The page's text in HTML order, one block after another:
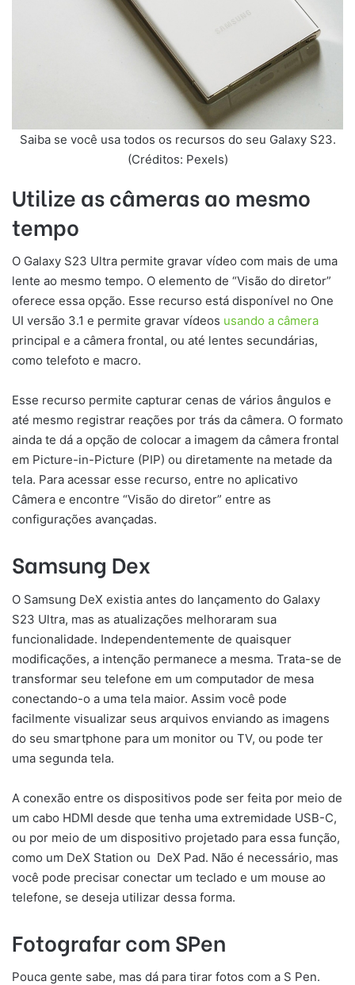
Saiba se você usa todos os recursos do seu Galaxy S23.
(Créditos: Pexels)
Utilize as câmeras ao mesmo
tempo
O Galaxy S23 Ultra permite gravar vídeo com mais de uma
lente ao mesmo tempo. O elemento de “Visão do diretor”
oferece essa opção. Esse recurso está disponível no One
UI versão 3.1 e permite gravar vídeos usando a câmera
principal e a câmera frontal, ou até lentes secundárias,
como telefoto e macro.
Esse recurso permite capturar cenas de vários ângulos e
até mesmo registrar reações por trás da câmera. O formato
ainda te dá a opção de colocar a imagem da câmera frontal
em Picture-in-Picture (PIP) ou diretamente na metade da
tela. Para acessar esse recurso, entre no aplicativo
Câmera e encontre “Visão do diretor” entre as
configurações avançadas.
Samsung Dex
O Samsung DeX existia antes do lançamento do Galaxy
S23 Ultra, mas as atualizações melhoraram sua
funcionalidade. Independentemente de quaisquer
modificações, a intenção permanece a mesma. Trata-se de
transformar seu telefone em um computador de mesa
conectando-o a uma tela maior. Assim você pode
facilmente visualizar seus arquivos enviando as imagens
do seu smartphone para um monitor ou TV, ou pode ter
uma segunda tela.
A conexão entre os dispositivos pode ser feita por meio de
um cabo HDMI desde que tenha uma extremidade USB-C,
ou por meio de um dispositivo projetado para essa função,
como um DeX Station ou DeX Pad. Não é necessário, mas
você pode precisar conectar um teclado e um mouse ao
telefone, se deseja utilizar dessa forma.
Fotografar com SPen
Pouca gente sabe, mas dá para tirar fotos com a S Pen.